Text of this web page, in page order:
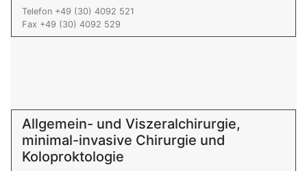
Telefon +49 (30) 4092 521
Fax +49 (30) 4092 529
Allgemein- und Viszeralchirurgie,
minimal-invasive Chirurgie und
Koloproktologie